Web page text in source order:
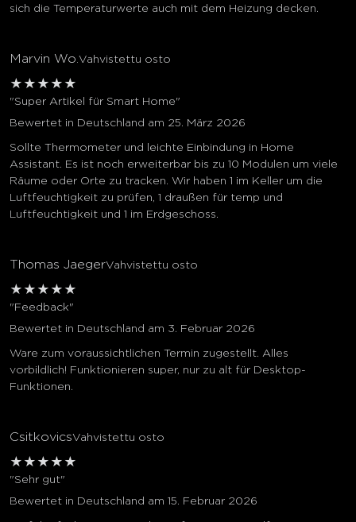
sich die Temperaturwerte auch mit dem Heizung decken.
Marvin Wo. Vahvistettu osto
★ ★ ★ ★ ★
"Super Artikel für Smart Home"
Bewertet in Deutschland am 25. März 2026
Sollte Thermometer und leichte Einbindung in Home
Assistant. Es ist noch erweiterbar bis zu 10 Modulen um viele
Räume oder Orte zu tracken. Wir haben 1 im Keller um die
Luftfeuchtigkeit zu prüfen, 1 draußen für temp und
Luftfeuchtigkeit und 1 im Erdgeschoss.
Thomas JaegerVahvistettu osto
★ ★ ★ ★ ★
"Feedback"
Bewertet in Deutschland am 3. Februar 2026
Ware zum voraussichtlichen Termin zugestellt. Alles
vorbildlich! Funktionieren super, nur zu alt für Desktop-
Funktionen.
CsitkovicsVahvistettu osto
★ ★ ★ ★ ★
"Sehr gut"
Bewertet in Deutschland am 15. Februar 2026